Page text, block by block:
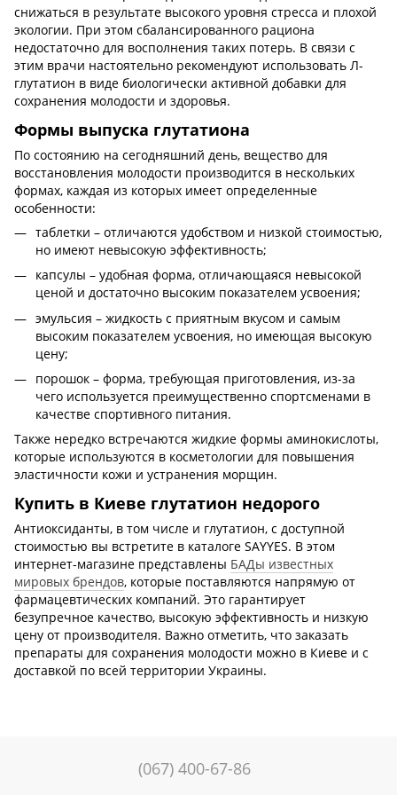
снижаться в результате высокого уровня стресса и плохой
экологии. При этом сбалансированного рациона
недостаточно для восполнения таких потерь. В связи с
этим врачи настоятельно рекомендуют использовать Л-
глутатион в виде биологически активной добавки для
сохранения молодости и здоровья.
Формы выпуска глутатиона
По состоянию на сегодняшний день, вещество для
восстановления молодости производится в нескольких
формах, каждая из которых имеет определенные
особенности:
таблетки – отличаются удобством и низкой стоимостью,
но имеют невысокую эффективность;
капсулы – удобная форма, отличающаяся невысокой
ценой и достаточно высоким показателем усвоения;
эмульсия – жидкость с приятным вкусом и самым
высоким показателем усвоения, но имеющая высокую
цену;
порошок – форма, требующая приготовления, из-за
чего используется преимущественно спортсменами в
качестве спортивного питания.
Также нередко встречаются жидкие формы аминокислоты,
которые используются в косметологии для повышения
эластичности кожи и устранения морщин.
Купить в Киеве глутатион недорого
Антиоксиданты, в том числе и глутатион, с доступной
стоимостью вы встретите в каталоге SAYYES. В этом
интернет-магазине представлены БАДы известных
мировых брендов, которые поставляются напрямую от
фармацевтических компаний. Это гарантирует
безупречное качество, высокую эффективность и низкую
цену от производителя. Важно отметить, что заказать
препараты для сохранения молодости можно в Киеве и с
доставкой по всей территории Украины.
(067) 400-67-86